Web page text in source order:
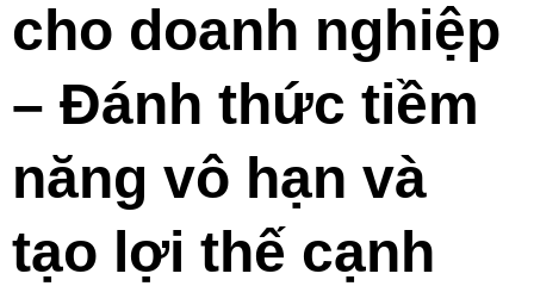
cho doanh nghiệp
– Đánh thức tiềm
năng vô hạn và
tạo lợi thế cạnh